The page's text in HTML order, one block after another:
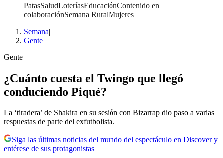
PatasSaludLoteríasEducaciónContenido en
colaboraciónSemana RuralMujeres
Semana|
Gente
Gente
¿Cuánto cuesta el Twingo que llegó
conduciendo Piqué?
La ‘tiradera’ de Shakira en su sesión con Bizarrap dio paso a varias
respuestas de parte del exfutbolista.
Siga las últimas noticias del mundo del espectáculo en Discover y
entérese de sus protagonistas